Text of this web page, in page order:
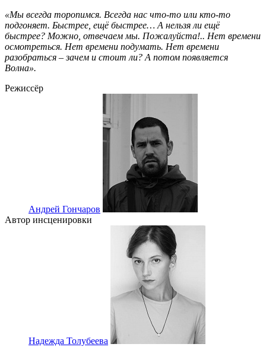
«Мы всегда торопимся. Всегда нас что-то или кто-то
подгоняет. Быстрее, ещё быстрее… А нельзя ли ещё
быстрее? Можно, отвечаем мы. Пожалуйста!.. Нет времени
осмотреться. Нет времени подумать. Нет времени
разобраться – зачем и стоит ли? А потом появляется
Волна».
Режиссёр
Андрей Гончаров
Автор инсценировки
Надежда Толубеева